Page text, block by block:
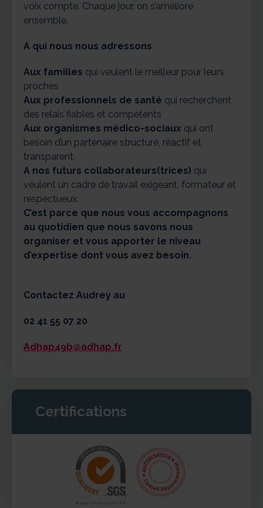
voix compte. Chaque jour, on s’améliore
ensemble.
A qui nous nous adressons
Aux familles qui veulent le meilleur pour leurs
proches
Aux professionnels de santé qui recherchent
des relais fiables et compétents
Aux organismes médico-sociaux qui ont
besoin d’un partenaire structuré, réactif et
transparent
A nos futurs collaborateurs(trices) qui
veulent un cadre de travail exigeant, formateur et
respectueux.
C’est parce que nous vous accompagnons
au quotidien que nous savons nous
organiser et vous apporter le niveau
d’expertise dont vous avez besoin.
Contactez Audrey au
02 41 55 07 20
Adhap49b@adhap.fr
Certifications